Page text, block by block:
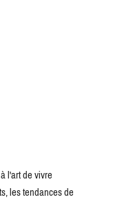
l'art de vivre
les tendances de